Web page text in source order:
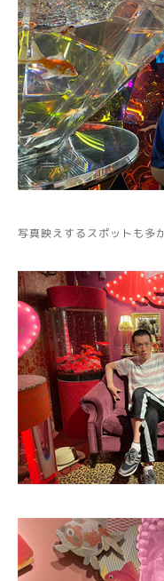
写真映えするスポットも多